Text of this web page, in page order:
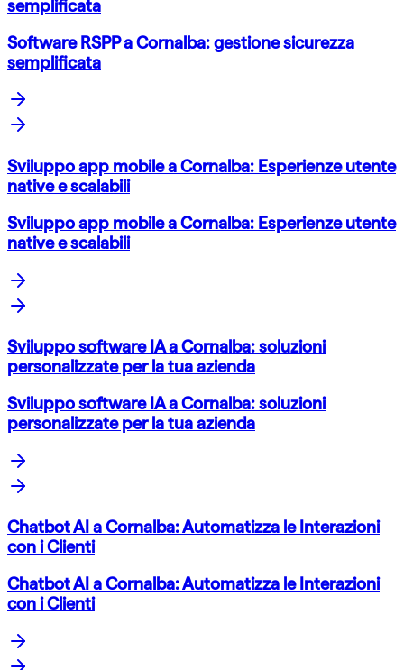
semplificata
Software RSPP a Cornalba: gestione sicurezza
semplificata
Sviluppo app mobile a Cornalba: Esperienze utente
native e scalabili
Sviluppo app mobile a Cornalba: Esperienze utente
native e scalabili
Sviluppo software IA a Cornalba: soluzioni
personalizzate per la tua azienda
Sviluppo software IA a Cornalba: soluzioni
personalizzate per la tua azienda
Chatbot AI a Cornalba: Automatizza le Interazioni
con i Clienti
Chatbot AI a Cornalba: Automatizza le Interazioni
con i Clienti